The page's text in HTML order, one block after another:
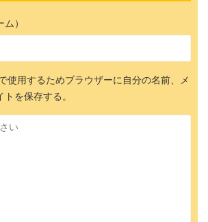
）
使用するためブラウザーに自分の名前、メ
を保存する。